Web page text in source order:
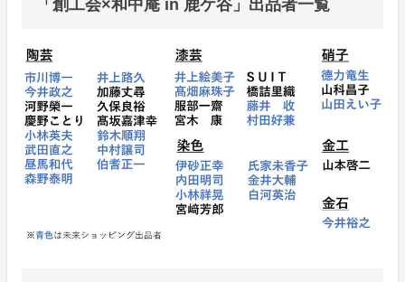
「創工会×和中庵 in 鹿ケ谷」出品者一覧